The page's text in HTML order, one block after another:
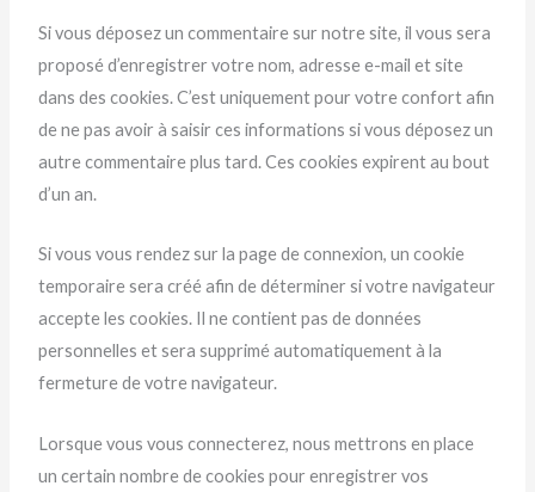
Si vous déposez un commentaire sur notre site, il vous sera
proposé d’enregistrer votre nom, adresse e-mail et site
dans des cookies. C’est uniquement pour votre confort afin
de ne pas avoir à saisir ces informations si vous déposez un
autre commentaire plus tard. Ces cookies expirent au bout
d’un an.
Si vous vous rendez sur la page de connexion, un cookie
temporaire sera créé afin de déterminer si votre navigateur
accepte les cookies. Il ne contient pas de données
personnelles et sera supprimé automatiquement à la
fermeture de votre navigateur.
Lorsque vous vous connecterez, nous mettrons en place
un certain nombre de cookies pour enregistrer vos